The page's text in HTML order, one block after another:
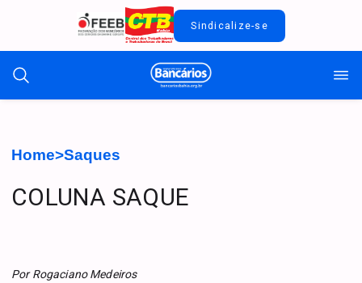
Sindicalize-se
Home>Saques
COLUNA SAQUE
Por Rogaciano Medeiros